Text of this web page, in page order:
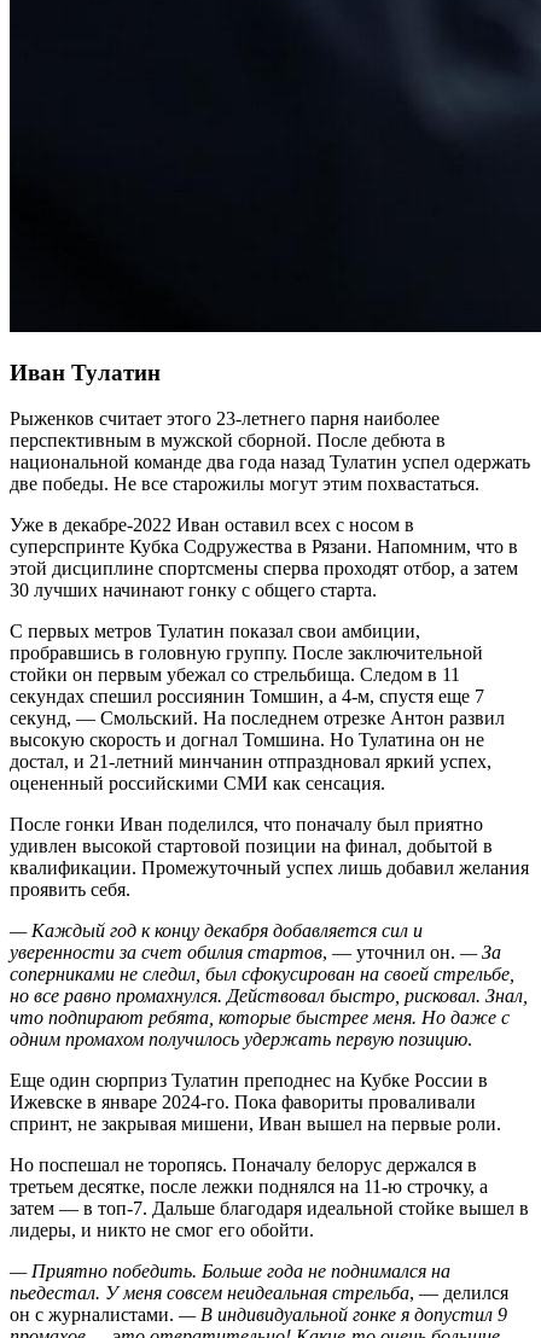
Иван Тулатин
Рыженков считает этого 23-летнего парня наиболее
перспективным в мужской сборной. После дебюта в
национальной команде два года назад Тулатин успел одержать
две победы. Не все старожилы могут этим похвастаться.
Уже в декабре-2022 Иван оставил всех с носом в
суперспринте Кубка Содружества в Рязани. Напомним, что в
этой дисциплине спортсмены сперва проходят отбор, а затем
30 лучших начинают гонку с общего старта.
С первых метров Тулатин показал свои амбиции,
пробравшись в головную группу. После заключительной
стойки он первым убежал со стрельбища. Следом в 11
секундах спешил россиянин Томшин, а 4-м, спустя еще 7
секунд, — Смольский. На последнем отрезке Антон развил
высокую скорость и догнал Томшина. Но Тулатина он не
достал, и 21-летний минчанин отпраздновал яркий успех,
оцененный российскими СМИ как сенсация.
После гонки Иван поделился, что поначалу был приятно
удивлен высокой стартовой позиции на финал, добытой в
квалификации. Промежуточный успех лишь добавил желания
проявить себя.
— Каждый год к концу декабря добавляется сил и
уверенности за счет обилия стартов, — уточнил он. — За
соперниками не следил, был сфокусирован на своей стрельбе,
но все равно промахнулся. Действовал быстро, рисковал. Знал,
что подпирают ребята, которые быстрее меня. Но даже с
одним промахом получилось удержать первую позицию.
Еще один сюрприз Тулатин преподнес на Кубке России в
Ижевске в январе 2024-го. Пока фавориты проваливали
спринт, не закрывая мишени, Иван вышел на первые роли.
Но поспешал не торопясь. Поначалу белорус держался в
третьем десятке, после лежки поднялся на 11-ю строчку, а
затем — в топ-7. Дальше благодаря идеальной стойке вышел в
лидеры, и никто не смог его обойти.
— Приятно победить. Больше года не поднимался на
пьедестал. У меня совсем неидеальная стрельба, — делился
он с журналистами. — В индивидуальной гонке я допустил 9